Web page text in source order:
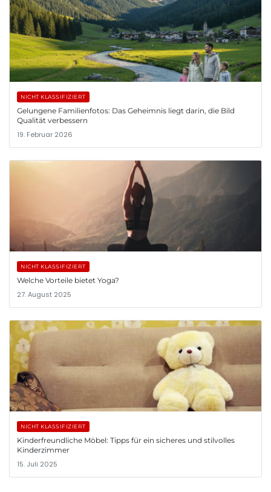
NICHT KLASSIFIZIERT
Gelungene Familienfotos: Das Geheimnis liegt darin, die Bild
Qualität verbessern
19. Februar 2026
NICHT KLASSIFIZIERT
Welche Vorteile bietet Yoga?
27. August 2025
NICHT KLASSIFIZIERT
Kinderfreundliche Möbel: Tipps für ein sicheres und stilvolles
Kinderzimmer
15. Juli 2025